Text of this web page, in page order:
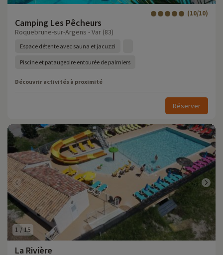
Camping Les Pêcheurs
(10/10)
Roquebrune-sur-Argens - Var (83)
Espace détente avec sauna et jacuzzi
Piscine et pataugeoire entourée de palmiers
Découvrir activités à proximité
Réserver
1 /15
La Rivière